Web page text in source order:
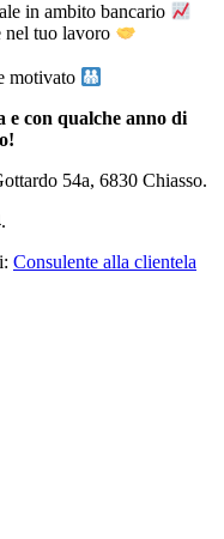
in ambito bancario
nel tuo lavoro
motivato
e con qualche anno di
54a, 6830 Chiasso.
Consulente alla clientela